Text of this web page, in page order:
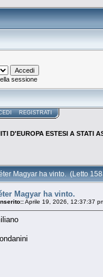
sessione
REGISTRATI
D'EUROPA ESTESI A STATI
Magyar ha vinto. (Letto
Magyar ha vinto.
Aprile 19, 2026, 12:37:37